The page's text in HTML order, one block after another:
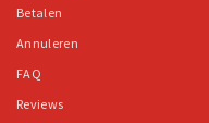
Betalen
Annuleren
FAQ
Reviews